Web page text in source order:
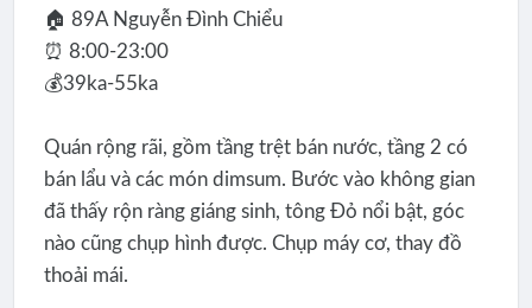
🏠 89A Nguyễn Đình Chiểu
⏰ 8:00-23:00
💰39ka-55ka
Quán rộng rãi, gồm tầng trệt bán nước, tầng 2 có
bán lẩu và các món dimsum. Bước vào không gian
đã thấy rộn ràng giáng sinh, tông Đỏ nổi bật, góc
nào cũng chụp hình được. Chụp máy cơ, thay đồ
thoải mái.